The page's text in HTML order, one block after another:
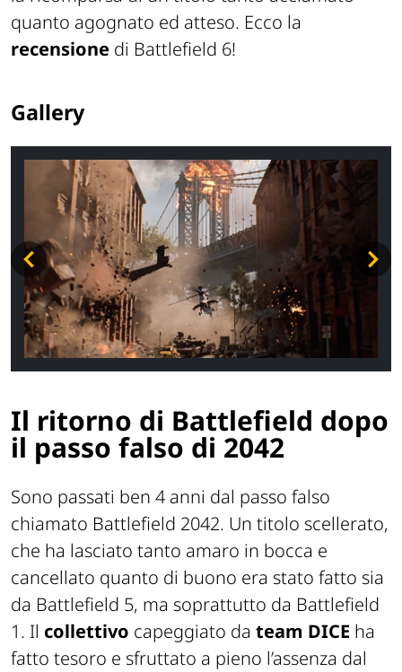
quanto agognato ed atteso. Ecco la
recensione di Battlefield 6!
Gallery
Il ritorno di Battlefield dopo
il passo falso di 2042
Sono passati ben 4 anni dal passo falso
chiamato Battlefield 2042. Un titolo scellerato,
che ha lasciato tanto amaro in bocca e
cancellato quanto di buono era stato fatto sia
da Battlefield 5, ma soprattutto da Battlefield
1. Il collettivo capeggiato da team DICE ha
fatto tesoro e sfruttato a pieno l’assenza dal